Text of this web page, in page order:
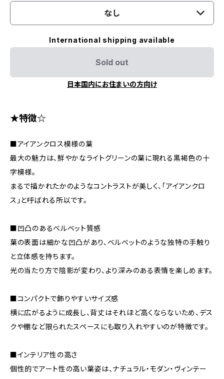
なし
International shipping available
Sold out
日本国内にお住まいの方向け
★特徴☆
■アイアンクロス模様の葉
最大の魅力は、鮮やかなライトグリーンの葉に現れる黒褐色の十
字模様。
まるで描かれたかのようなコントラストが美しく、「アイアンクロ
ス」と呼ばれる所以です。
■凹凸のあるベルベット質感
葉の表面は細かな凹凸があり、ベルベットのような独特の手触り
と立体感を持ちます。
光の当たり方で陰影が変わり、より深みのある表情を楽しめます。
■コンパクトで飾りやすいサイズ感
横に広がるように成長し、背丈はそれほど高くならないため、デス
クや棚など限られたスペースにも取り入れやすいのが特徴です。
■インテリア性の高さ
個性的でアート性の高い葉姿は、ナチュラル・モダン・ヴィンテー